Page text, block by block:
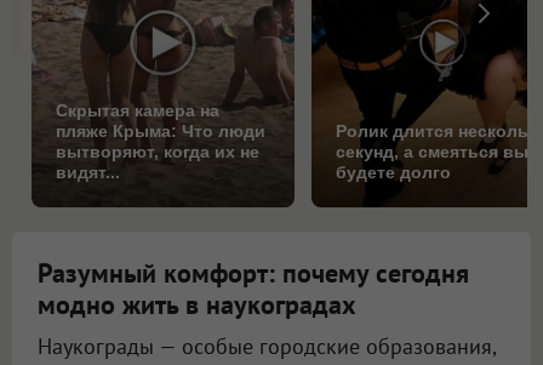
Скрытая камера на
пляже Крыма: Что люди
вытворяют, когда их не
видят...
Ролик длится
секунд, а смеяться вы
будете долго
Разумный комфорт: почему сегодня
модно жить в наукоградах
Наукограды — особые городские образования,